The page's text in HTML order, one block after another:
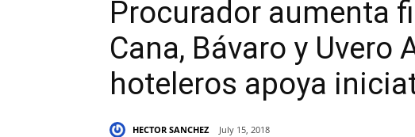
Procurador aumenta
Cana, Bávaro y Uvero
hoteleros apoya
HECTOR SANCHEZ July 15, 2018